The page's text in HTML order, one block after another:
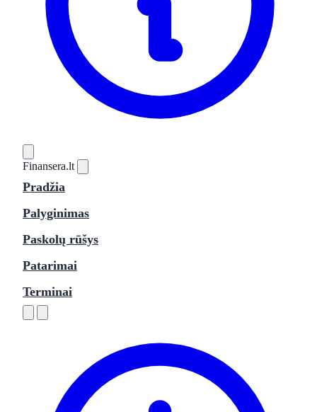
Finansera.lt
Pradžia
Palyginimas
Paskolų rūšys
Patarimai
Terminai